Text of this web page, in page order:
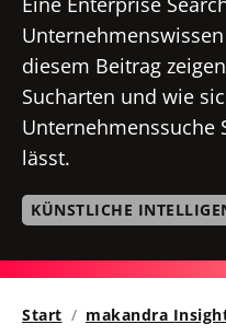
KÜNSTLICHE
diesem Beitrag
Sucharten und wie
Unternehmenssuche
lässt.
Start makandra